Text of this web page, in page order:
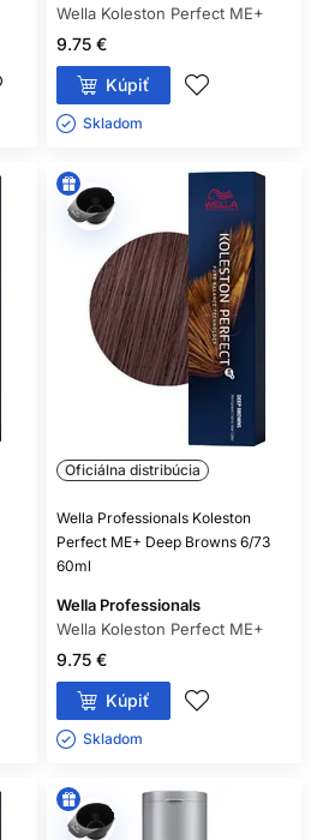
Wella Koleston Perfect ME+
9.75 €
Kúpiť
Skladom ㅤ
Oficiálna distribúcia
Wella Professionals Koleston
Perfect ME+ Deep Browns 6/73
60ml
Wella Professionals
Wella Koleston Perfect ME+
9.75 €
Kúpiť
Skladom ㅤ